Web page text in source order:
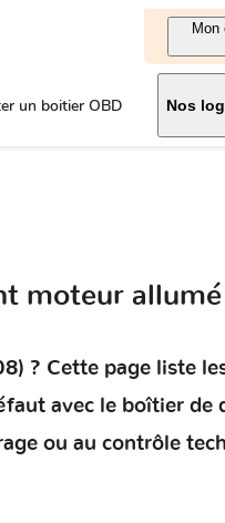
Mon
un boitier OBD Nos
moteur allumé
? Cette page liste
avec le boîtier de
ou au contrôle